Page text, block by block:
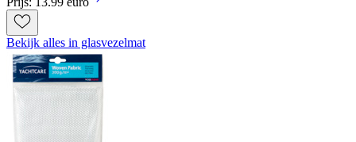
Bekijk alles in glasvezelmat